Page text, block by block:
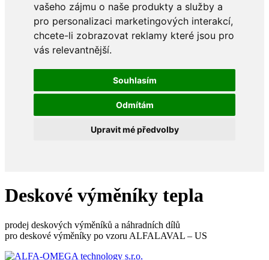
vašeho zájmu o naše produkty a služby a
pro personalizaci marketingových interakcí,
chcete-li zobrazovat reklamy které jsou pro
vás relevantnější.
Souhlasím
Odmítám
Upravit mé předvolby
Deskové výměníky tepla
prodej deskových výměníků a náhradních dílů
pro deskové výměníky po vzoru ALFALAVAL – US